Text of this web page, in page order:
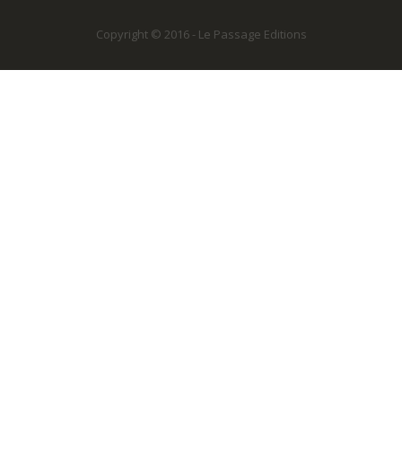
Copyright © 2016 - Le Passage Editions